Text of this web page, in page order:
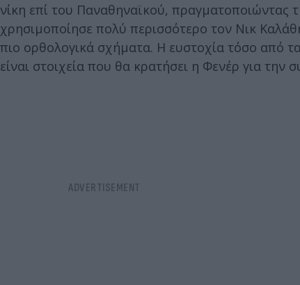
νίκη επί του Παναθηναϊκού,
χρησιμοποίησε πολύ περισσότερο τον Νικ
πιο ορθολογικά σχήματα. Η ευστοχία τόσο από
είναι στοιχεία που θα κρατήσει η Φενέρ για την